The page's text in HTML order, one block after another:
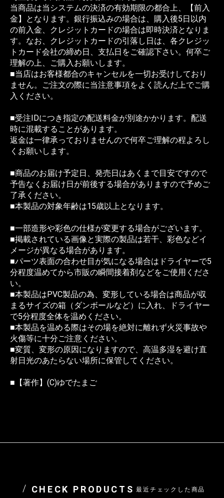
当商品は当システムの決済の有効期限の都合上、【前入
金】となります。銀行振込みの場合は、購入後5日以内
の前入金、クレジットカードの場合は即時決済となりま
す。なお、クレジットカードの引落し日は、各クレジッ
トカード会社の締め日、支払日をご確認下さい。何卒ご
理解の上、ご購入お願いします。
■当店はお客様都合のキャンセルを一切お受けしており
ません。ご注文の際に当注意事項をよく読んだ上でご購
入ください。
■受注IDにつき指定の配送料金が別途かかります。配送
時に混載することがあります。
返金は一律承っておりませんので何卒ご理解の程よろし
くお願いします。
■商品のお届け予定日、発売日はあくまで目安ですので
予告なくお届け日が前後する場合がありますので予めご
了承ください。
■本製品の対象年齢は15歳以上となります。
■一部造形や彩色の仕様が変更する場合がございます。
■掲載されている画像と実際の製品は若干、彩色などイ
メージが異なる場合があります。
■パーツ表面の合わせ目が気になる場合はドライヤーで5
分程度温めてから市販の瞬間接着剤などをご使用くださ
い。
■本製品はPVC製品の為、変形している場合は商品が収
まるサイズの箱（ダンボールなど）に入れ、ドライヤー
で5分程度全体を温めください。
■本製品を温める際はその場を絶対に離れず火災事故や
火傷等に十分ご注意ください。
■変質、変形の原因になりますので、高温多湿を避け直
射日光のあたらない場所に保管してください。
■【著作】(C)ゆでたまご
CHECK PRODUCTS 最近チェックした商品